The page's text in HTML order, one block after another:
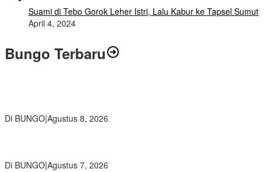
Suami di Tebo Gorok Leher Istri, Lalu Kabur ke Tapsel Sumut
April 4, 2024
Bungo Terbaru
Di BUNGO|Agustus 8, 2026
Di BUNGO|Agustus 7, 2026